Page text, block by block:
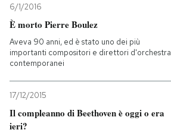
6/1/2016
È morto Pierre Boulez
Aveva 90 anni, ed è stato uno dei più
importanti compositori e direttori d'orchestra
contemporanei
17/12/2015
Il compleanno di Beethoven è oggi o era
ieri?